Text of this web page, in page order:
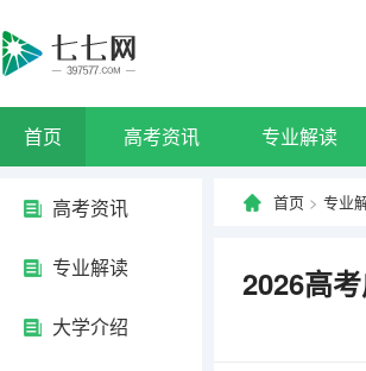
首页 高考资讯 专业解读
高考资讯
专业解读
大学介绍
首页 > 专业
2026高